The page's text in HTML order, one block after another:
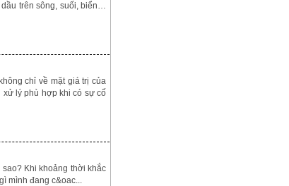
trên sông, suối, biển…
chỉ về mặt giá trị của
xử lý phù hợp khi có sự cố
Khi khoảng thời khắc
mình đang c&oac...